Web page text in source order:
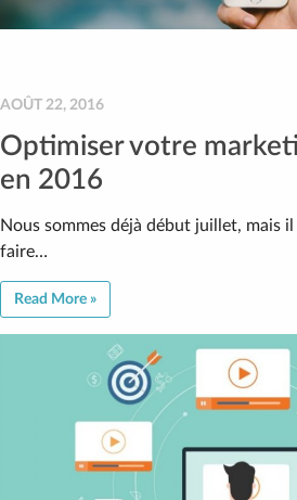
AOÛT 22, 2016
Optimiser votre
en 2016
Nous sommes déjà début juillet, mais
faire…
Read More »